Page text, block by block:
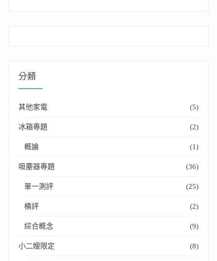
分類
其他家電 (5)
冰箱專題 (2)
概論 (1)
吸塵器專題 (36)
單一測評 (25)
橫評 (2)
綜合概念 (9)
小二嫂限定 (8)